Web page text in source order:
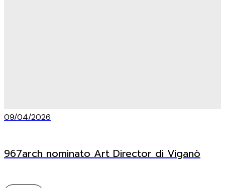
09/04/2026
967arch nominato Art Director di Viganò